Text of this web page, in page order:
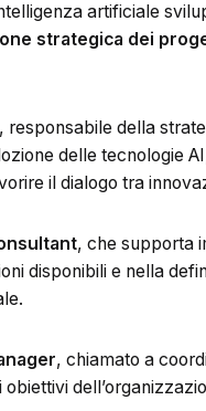
artificiale
strategica dei
, responsabile della
delle tecnologie
il dialogo tra
, che supporta
disponibili e nella
, chiamato a